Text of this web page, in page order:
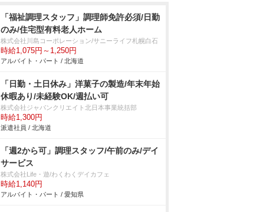
「福祉調理スタッフ」調理師免許必須/日勤
のみ/住宅型有料老人ホーム
株式会社川島コーポレーション/サニーライフ札幌白石
時給1,075円～1,250円
アルバイト・パート / 北海道
「日勤・土日休み」洋菓子の製造/年末年始
休暇あり/未経験OK/週払い可
株式会社ジャパンクリエイト北日本事業統括部
時給1,300円
派遣社員 / 北海道
「週2から可」調理スタッフ/午前のみ/デイ
サービス
株式会社Life・遊/わくわくデイカフェ
時給1,140円
アルバイト・パート / 愛知県